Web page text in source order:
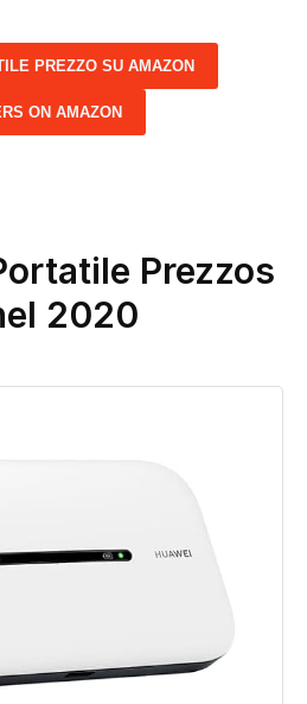
PREZZO SU AMAZON
ON AMAZON
Prezzos
2020